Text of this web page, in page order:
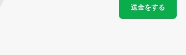
送金をする